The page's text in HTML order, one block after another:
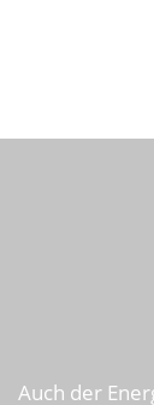
Auch der